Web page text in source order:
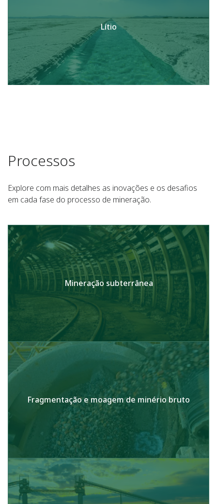
Lítio
Processos
Explore com mais detalhes as inovações e os desafios
em cada fase do processo de mineração.
Mineração subterrânea
Fragmentação e moagem de minério bruto